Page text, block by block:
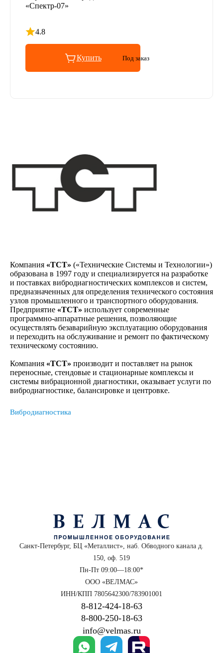
«Спектр-07»
4.8
Рейтинг 4.8 из 5
Купить Под заказ
Компания «ТСТ» («Технические Системы и Технологии»)
образована в 1997 году и специализируется на разработке
и поставках вибродиагностических комплексов и систем,
предназначенных для определения технического состояния
узлов промышленного и транспортного оборудования.
Предприятие «ТСТ» использует современные
программно-аппаратные решения, позволяющие
осуществлять безаварийную эксплуатацию оборудования
и переходить на обслуживание и ремонт по фактическому
техническому состоянию.
Компания «ТСТ» производит и поставляет на рынок
переносные, стендовые и стационарные комплексы и
системы вибрационной диагностики, оказывает услуги по
вибродиагностике, балансировке и центровке.
Вибродиагностика
Санкт-Петербург, БЦ «Металлист», наб. Обводного канала д.
150, оф. 519
Пн-Пт 09:00—18:00*
ООО «ВЕЛМАС»
ИНН/КПП 7805642300/783901001
8‑812‑424‑18‑63
8‑800‑250‑18‑63
info@velmas.ru